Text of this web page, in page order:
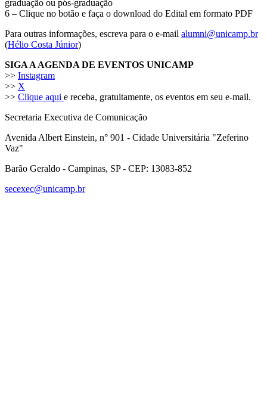
graduação ou pós-graduação
6 – Clique no botão e faça o download do Edital em formato PDF
Para outras informações, escreva para o e-mail alumni@unicamp.br
(Hélio Costa Júnior)
SIGA A AGENDA DE EVENTOS UNICAMP
>> Instagram
>> X
>> Clique aqui e receba, gratuitamente, os eventos em seu e-mail.
Secretaria Executiva de Comunicação
Avenida Albert Einstein, n° 901 - Cidade Universitária "Zeferino
Vaz"
Barão Geraldo - Campinas, SP - CEP: 13083-852
secexec@unicamp.br